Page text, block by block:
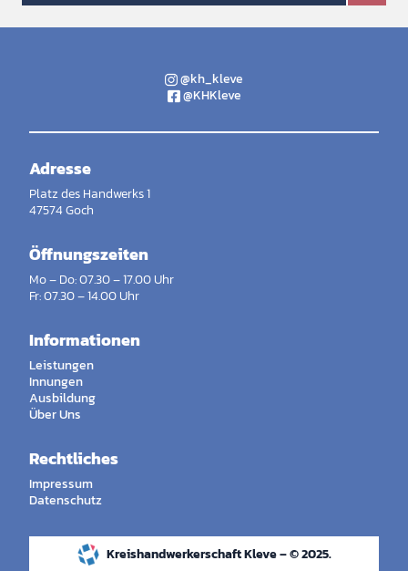
@kh_kleve
@KHKleve
Adresse
Platz des Handwerks 1
47574 Goch
Öffnungszeiten
Mo – Do: 07.30 – 17.00 Uhr
Fr: 07.30 – 14.00 Uhr
Informationen
Leistungen
Innungen
Ausbildung
Über Uns
Rechtliches
Impressum
Datenschutz
Kreishandwerkerschaft Kleve – © 2025.